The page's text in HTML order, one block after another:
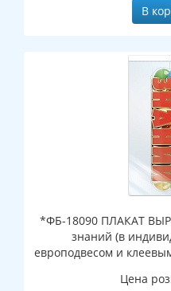
В
*ФБ-18090 ПЛАКАТ
знаний (в
европодвесом и
Цена